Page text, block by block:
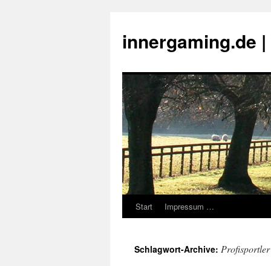
innergaming.de |
Zum
springen
Start Impressum …
Schlagwort-Archive: Profisportler